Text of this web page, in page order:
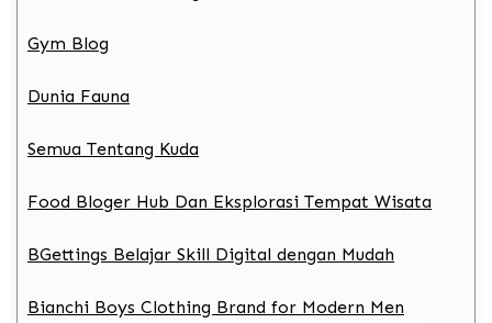
Gym Blog
Dunia Fauna
Semua Tentang Kuda
Food Bloger Hub Dan Eksplorasi Tempat Wisata
BGettings Belajar Skill Digital dengan Mudah
Bianchi Boys Clothing Brand for Modern Men